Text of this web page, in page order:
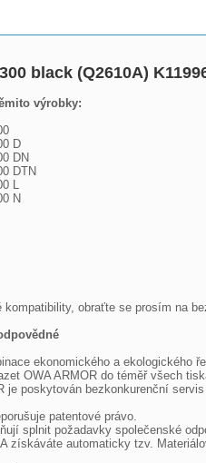
black (Q2610A)
výrobky:
D
DN
DTN
L
N
obraťte se prosím na
ekonomického a ekologického